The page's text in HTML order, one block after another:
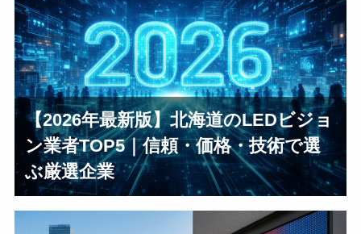
【2026年最新版】北海道のLEDビジョ
ン業者TOP5｜信頼・価格・技術で選
ぶ厳選企業